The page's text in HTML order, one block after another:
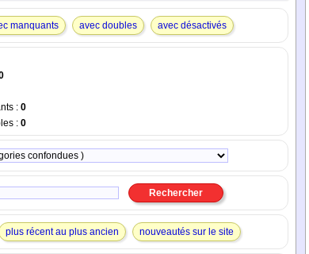
manquants avec doubles avec désactivés
: 0
: 0
plus récent au plus ancien nouveautés sur le site